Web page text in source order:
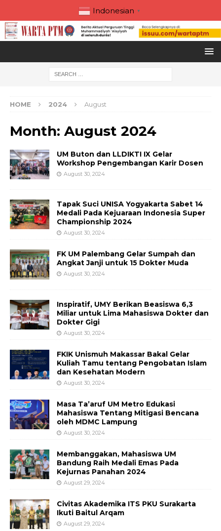
Indonesian ▼
HOME 2024 August
Month: August 2024
UM Buton dan LLDIKTI IX Gelar
Workshop Pengembangan Karir Dosen
August 30, 2024
Tapak Suci UNISA Yogyakarta Sabet 14
Medali Pada Kejuaraan Indonesia Super
Championship 2024
August 30, 2024
FK UM Palembang Gelar Sumpah dan
Angkat Janji untuk 15 Dokter Muda
August 30, 2024
Inspiratif, UMY Berikan Beasiswa 6,3
Miliar untuk Lima Mahasiswa Dokter dan
Dokter Gigi
August 30, 2024
FKIK Unismuh Makassar Bakal Gelar
Kuliah Tamu tentang Pengobatan Islam
dan Kesehatan Modern
August 30, 2024
Masa Ta’aruf UM Metro Edukasi
Mahasiswa Tentang Mitigasi Bencana
oleh MDMC Lampung
August 30, 2024
Membanggakan, Mahasiswa UM
Bandung Raih Medali Emas Pada
Kejurnas Panahan 2024
August 29, 2024
Civitas Akademika ITS PKU Surakarta
Ikuti Baitul Arqam
August 29, 2024